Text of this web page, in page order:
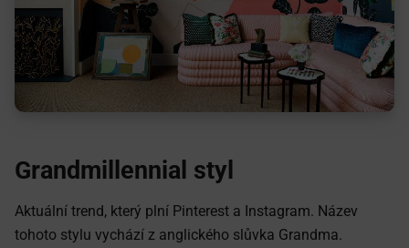
Grandmillennial styl
Aktuální trend, který plní Pinterest a Instagram. Název
tohoto stylu vychází z anglického slůvka Grandma.